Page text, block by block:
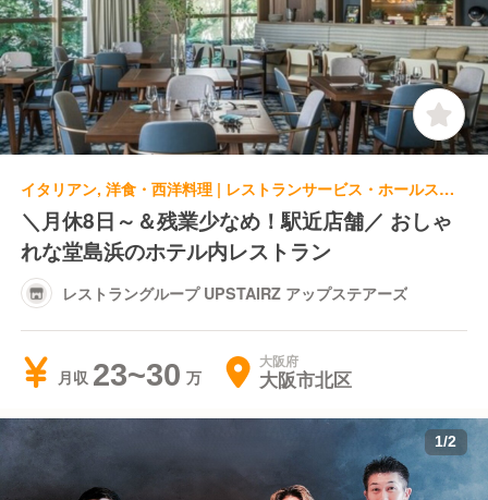
イタリアン, 洋食・西洋料理 | レストランサービス・ホールスタッフ | レストラングループ UPSTAIRZ アップステアーズ
＼月休8日～＆残業少なめ！駅近店舗／ おしゃ
れな堂島浜のホテル内レストラン
レストラングループ UPSTAIRZ アップステアーズ
月収 23~30 大阪府
大阪市北区
1/2